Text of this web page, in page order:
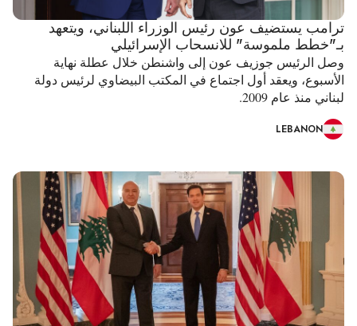
ترامب يستضيف عون رئيس الوزراء اللبناني، ويتعهد
بـ"خطط ملموسة" للانسحاب الإسرائيلي
وصل الرئيس جوزيف عون إلى واشنطن خلال عطلة نهاية
الأسبوع، ويعقد أول اجتماع في المكتب البيضاوي لرئيس دولة
لبناني منذ عام 2009.
LEBANON